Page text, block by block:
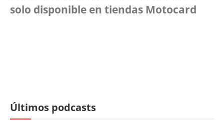
solo disponible en tiendas Motocard
Últimos podcasts